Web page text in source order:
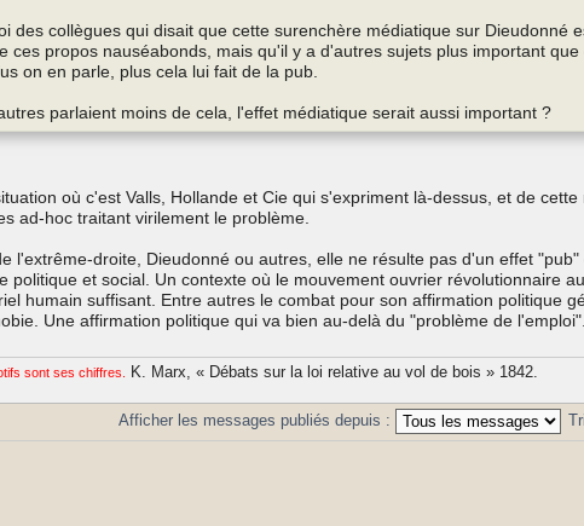
des collègues qui disait que cette surenchère médiatique sur Dieudonné
ces propos nauséabonds, mais qu'il y a d'autres sujets plus important
on en parle, plus cela lui fait de la pub.
parlaient moins de cela, l'effet médiatique serait aussi important ?
où c'est Valls, Hollande et Cie qui s'expriment là-dessus, et de
ad-hoc traitant virilement le problème.
l'extrême-droite, Dieudonné ou autres, elle ne résulte pas d'un effet
politique et social. Un contexte où le mouvement ouvrier révolutionnaire
humain suffisant. Entre autres le combat pour son affirmation politique
Une affirmation politique qui va bien au-delà du "problème de l'emploi".
sont ses chiffres. K. Marx, « Débats sur la loi relative au vol de bois » 1842.
Afficher les messages publiés depuis :